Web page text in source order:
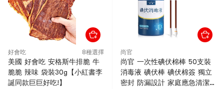
好會吃 8種選擇
美國 好會吃 安格斯牛排脆 牛
脆脆 辣味 袋裝30g【小紅書李
誕同款巨巨好吃!】
尚官
尚官 一次性碘伏棉棒 50支裝
消毒液 碘伏棒 碘伏棉簽 獨立
密封 防漏設計 家庭應急清潔